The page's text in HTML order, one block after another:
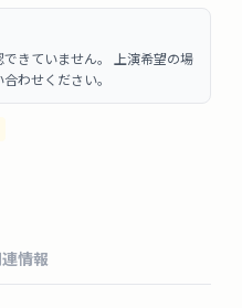
きていません。 上演希望の場
わせください。
情報